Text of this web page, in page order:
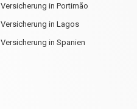
Versicherung in Portimão
Versicherung in Lagos
Versicherung in Spanien